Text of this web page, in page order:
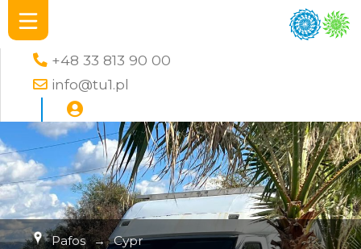
+48 33 813 90 00
info@tu1.pl
Pafos → Cypr